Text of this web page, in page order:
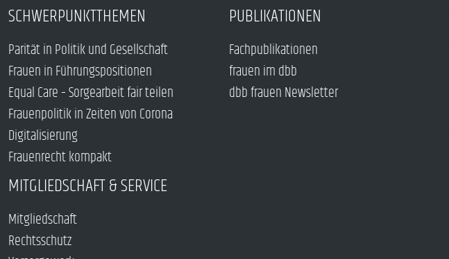
SCHWERPUNKTTHEMEN
Parität in Politik und Gesellschaft
Frauen in Führungspositionen
Equal Care – Sorgearbeit fair teilen
Frauenpolitik in Zeiten von Corona
Digitalisierung
Frauenrecht kompakt
PUBLIKATIONEN
Fachpublikationen
frauen im dbb
dbb frauen Newsletter
MITGLIEDSCHAFT & SERVICE
Mitgliedschaft
Rechtsschutz